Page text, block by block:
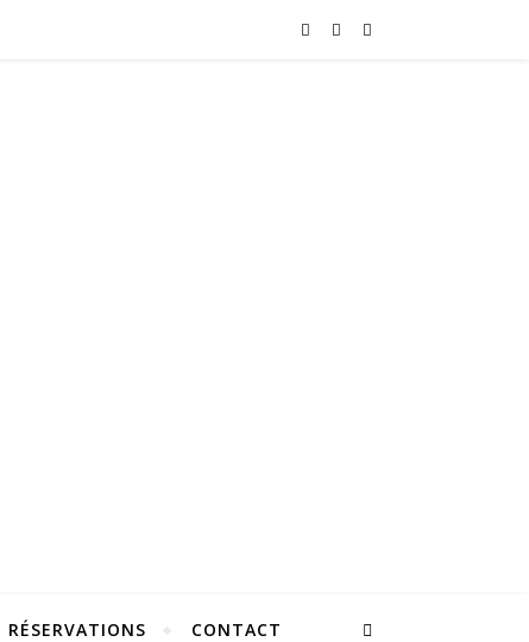
RÉSERVATIONS CONTACT